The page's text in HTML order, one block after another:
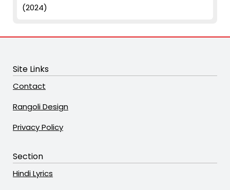
(2024)
Site Links
Contact
Rangoli Design
Privacy Policy
Section
Hindi Lyrics